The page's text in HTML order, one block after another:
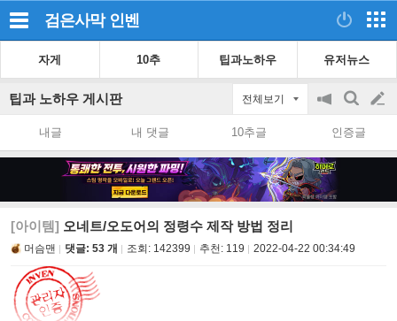
검은사막 인벤
자게 10추 팁과노하우 유저뉴스
팁과 노하우 게시판 전체보기
공
on/off
검
색
글
쓰
내글 내 댓글 10추글 인증글
[아이템] 오네트/오도어의 정령수 제작 방법 정리
머슴맨 댓글: 53 개 조회: 142399 추천: 119 2022-04-22 00:34:49